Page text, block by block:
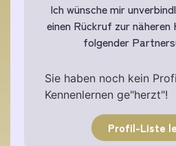
Ich wünsche mir
einen Rückruf zur
folgender
Sie haben noch kein
Kennenlernen ge"herzt"!
Profil-Liste